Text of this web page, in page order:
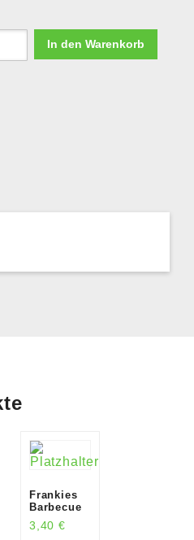
In den Warenkorb
Frankies
Barbecue
3,40 €